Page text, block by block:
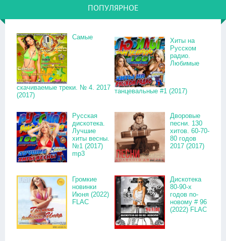
ПОПУЛЯРНОЕ
Самые
скачиваемые треки. № 4. 2017
(2017)
Хиты на
Русском
радио.
Любимые
танцевальные #1 (2017)
Русская
дискотека.
Лучшие
хиты весны.
№1 (2017)
mp3
Дворовые
песни. 130
хитов. 60-70-
80 годов
2017 (2017)
Громкие
новинки
Июня (2022)
FLAC
Дискотека
80-90-х
годов по-
новому # 96
(2022) FLAC